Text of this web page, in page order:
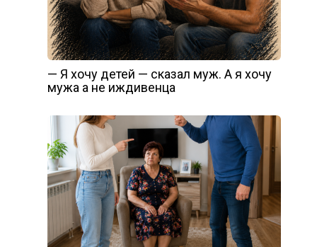
— Я хочу детей — сказал муж. А я хочу
мужа а не иждивенца